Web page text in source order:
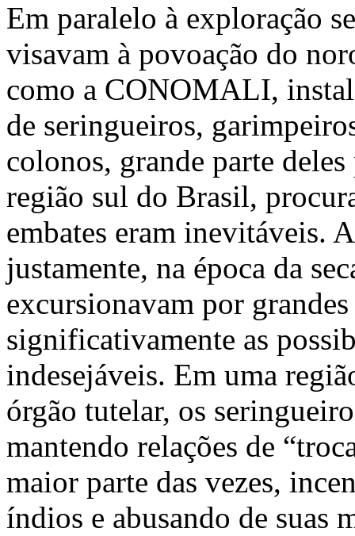
Em paralelo à exploração
visavam à povoação do
como a CONOMALI,
de seringueiros,
colonos, grande parte
região sul do Brasil,
embates eram inevitáveis.
justamente, na época da
excursionavam por
significativamente as
indesejáveis. Em uma
órgão tutelar, os
mantendo relações de
maior parte das vezes,
índios e abusando de suas